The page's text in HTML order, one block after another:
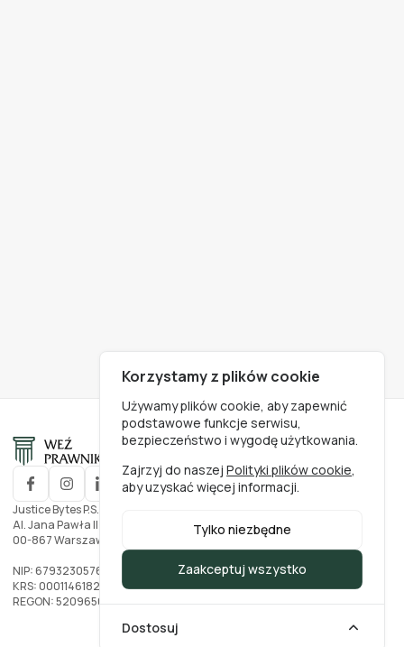
Justice Bytes P.S.A.
Al. Jana Pawła II nr. 27
00-867 Warszawa, Polska
NIP: 6793230576
KRS: 0001146182
REGON: 520965002
Korzystamy z plików cookie
Używamy plików cookie, aby zapewnić
podstawowe funkcje serwisu,
bezpieczeństwo i wygodę użytkowania.
Zajrzyj do naszejPolityki plików cookie,
aby uzyskać więcej informacji.
Tylko niezbędne
Zaakceptuj wszystko
Dostosuj